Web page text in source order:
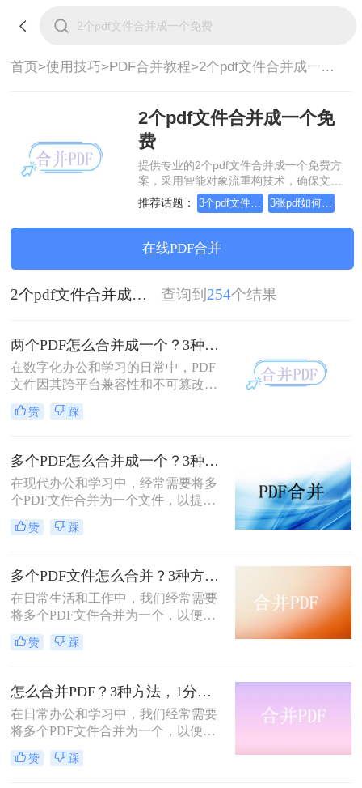
首页>使用技巧>PDF合并教程> 2个pdf文件合并成一个免费
2个pdf文件合并成一个免
费
提供专业的2个pdf文件合并成一个免费方
案，采用智能对象流重构技术，确保文档
1:1高保真还原且排版不乱码。支持一键批
量处理，全链路 SSL 加密保障隐私安全。
助您快速实现2个pdf文件合并成一个免
费，无需安装，高效办公。
推荐话题： 3个pdf文件合并成一个
在线PDF合并
2个pdf文件合并成一个免费 查询到 254个结果
两个PDF怎么合并成一个？3种方法，1分钟轻松搞定！
在数字化办公和学习的日常中，PDF
文件因其跨平台兼容性和不可篡改性
而广受欢迎。然而，当需要处理多个
PDF文件时，将它们合并成一个文件
两个PDF文件呢？本文将介绍三种合
并PDF文件的方法。
赞 踩
多个PDF怎么合并成一个？3种方法，1分钟全搞定！！
在现代办公和学习中，经常需要将多
个PDF文件合并为一个文件，以提高
文档管理的便利性和效率。那么多个
pdf怎么合并成一个pdf呢？本文将介
赞 踩
多个PDF文件怎么合并？3种方法，1分钟轻松搞定！!
在日常生活和工作中，我们经常需要
将多个PDF文件合并为一个，以便于
分享、存档或打印。那么如何合并pdf
文件呢？本文将介绍三种常用的PDF
赞 踩
怎么合并PDF？3种方法，1分钟轻松搞定！！
在日常办公和学习中，我们经常需要
将多个PDF文件合并为一个，以便于
分享、存储和管理。那么怎么合并pdf
呢？本文将介绍四种合并PDF的方
赞 踩